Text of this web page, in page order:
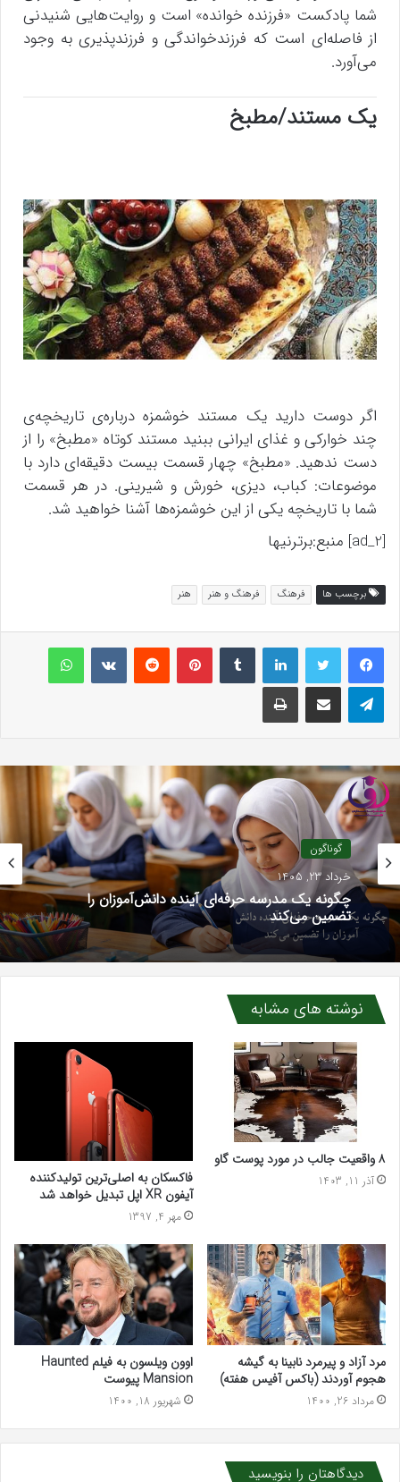
شما پادکست «فرزنده خوانده» است و روایت‌هایی شنیدنی
از فاصله‌ای است که فرزندخواندگی و فرزندپذیری به وجود
می‌آورد.
یک مستند/مطبخ
اگر دوست دارید یک مستند خوشمزه درباره‌ی تاریخچه‌ی
چند خوارکی و غذای ایرانی ببنید مستند کوتاه «مطبخ» را از
دست ندهید. «مطبخ» چهار قسمت بیست دقیقه‌ای دارد با
موضوعات: کباب، دیزی، خورش و شیرینی. در هر قسمت
شما با تاریخچه یکی از این خوشمزه‌ها آشنا خواهید شد.
[ad_2] منبع:برترنیها
برچسب ها فرهنگ فرهنگ و هنر هنر
لینکداینتامبلر پینتریستReddit
VKontakteواتس آپ
تلگرام اشتراک گذاری با ایمیل چاپ
گوناگون
خرداد 23, 1405
چگونه یک مدرسه حرفه‌ای آینده دانش‌آموزان را
تضمین می‌کند
گوناگون
اسفند 4, 1404
تاریخچه سفرهای اسنپ کجاست
نوشته های مشابه
۸ واقعیت جالب در مورد پوست گاو
آذر 11, 1403
فاکسکان به اصلی‌ترین تولیدکننده
آیفون XR اپل تبدیل خواهد شد
مهر 4, 1397
مرد آزاد و پیرمرد نابینا به گیشه
هجوم آوردند (باکس آفیس هفته)
مرداد 26, 1400
اوون ویلسون به فیلم Haunted
Mansion پیوست
شهریور 18, 1400
دیدگاهتان را بنویسید